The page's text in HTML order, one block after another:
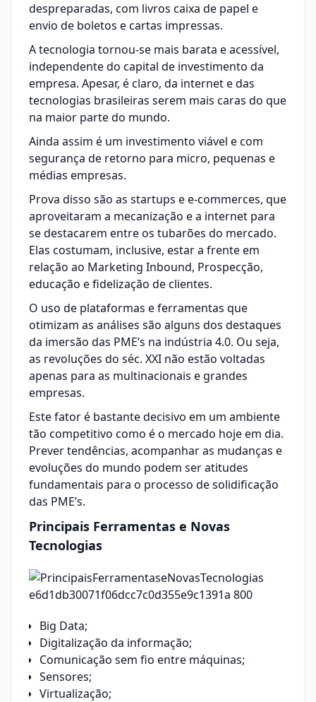
despreparadas, com livros caixa de papel e
envio de boletos e cartas impressas.
A tecnologia tornou-se mais barata e acessível,
independente do capital de investimento da
empresa. Apesar, é claro, da internet e das
tecnologias brasileiras serem mais caras do que
na maior parte do mundo.
Ainda assim é um investimento viável e com
segurança de retorno para micro, pequenas e
médias empresas.
Prova disso são as startups e e-commerces, que
aproveitaram a mecanização e a internet para
se destacarem entre os tubarões do mercado.
Elas costumam, inclusive, estar a frente em
relação ao Marketing Inbound, Prospecção,
educação e fidelização de clientes.
O uso de plataformas e ferramentas que
otimizam as análises são alguns dos destaques
da imersão das PME’s na indústria 4.0. Ou seja,
as revoluções do séc. XXI não estão voltadas
apenas para as multinacionais e grandes
empresas.
Este fator é bastante decisivo em um ambiente
tão competitivo como é o mercado hoje em dia.
Prever tendências, acompanhar as mudanças e
evoluções do mundo podem ser atitudes
fundamentais para o processo de solidificação
das PME’s.
Principais Ferramentas e Novas
Tecnologias
Big Data;
Digitalização da informação;
Comunicação sem fio entre máquinas;
Sensores;
Virtualização;